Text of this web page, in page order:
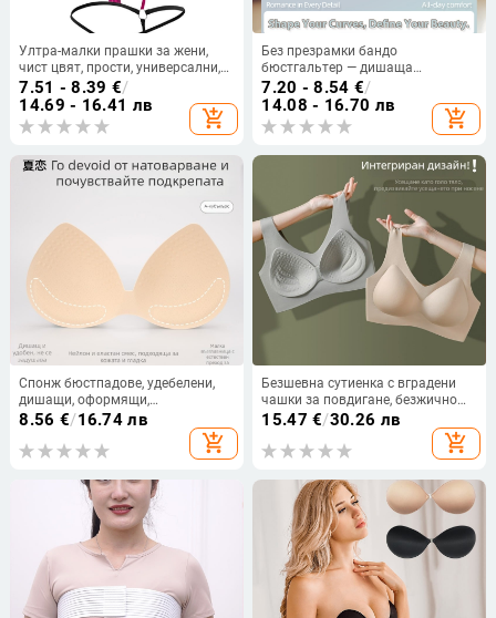
Ултра-малки прашки за жени,
чист цвят, прости, универсални,
тениски, секси, едноредни, с ниска
талия, секси мини бельо
7.51 - 8.39 €/
14.69 - 16.41 лв
add_shopping_cart
Без презрамки бандо
бюстгальтер — дишаща
безшевна конструкция, красива
гръб, ултра тънка формована
чашка, материал: найлон
7.20 - 8.54 €/
14.08 - 16.70 лв
add_shopping_cart
Спонж бюстпадове, удебелени,
дишащи, оформящи,
предотвратяват външно
8.56 €/16.74 лв
add_shopping_cart
Безшевна сутиенка с вградени
чашки за повдигане, безжично
прилепване и оформяне на
страничните гърди, тънка и
дишаща
15.47 €/30.26 лв
add_shopping_cart